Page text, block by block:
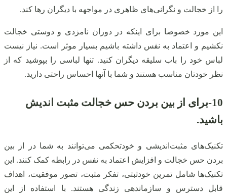
را از خجالت و نگرانی‌های ظاهری در مواجهه با دیگران رها کند.
این مورد خصوصا برای اینکه در دوران نامزدی و دوستی خجالت
نکشیم و اعتماد به نفس داشته باشیم بسیار موثر است. نیاز نیست
لباس خود را باب سلیقه دیگران کنید. تنها لباسی را بپوشید که از
نظر خودتان مناسب هستند و شما با آنها احساس راحتی دارید.
10-برای از بین بردن حس خجالت مثبت اندیش
باشید.
تکنیک‌های مثبت‌اندیشی و خودتحکمی می‌توانند به شما در از بین
بردن حس خجالت و افزایش اعتماد به نفس در رابطه کمک کنند. این
تکنیک‌ها شامل تمرین خودثبتی، تفکر مثبت، تصور موفقیت، اهداف
قابل دسترس و سازماندهی زندگی هستند. با استفاده از این